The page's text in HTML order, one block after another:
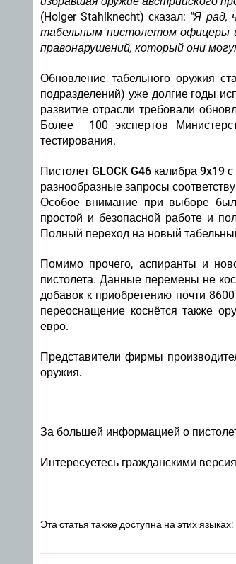
(Holger Stahlknecht) сказал: "Я рад,
табельным пистолетом офицеры
правонарушений, который они
Обновление табельного оружия
подразделений) уже долгие годы
развитие отрасли требовали
Более 100 экспертов
тестирования.
Пистолет GLOCK G46 калибра 9x19
разнообразные запросы
Особое внимание при выборе
простой и безопасной работе и
Полный переход на новый
Помимо прочего, аспиранты и
пистолета. Данные перемены не
добавок к приобретению почти
переоснащение коснётся также
евро.
Представители фирмы
оружия.
За большей информацией о
Интересуетесь гражданскими
Эта статья также доступна на этих языках: